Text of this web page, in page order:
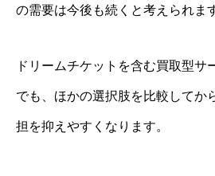
の需要は今後も続くと考えられま
ドリームチケットを含む買取型サ
でも、ほかの選択肢を比較してか
担を抑えやすくなります。